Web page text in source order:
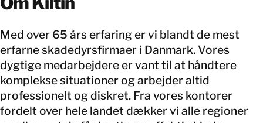
Med over 65 års erfaring er vi blandt de mest
erfarne skadedyrsfirmaer i Danmark. Vores
dygtige medarbejdere er vant til at håndtere
komplekse situationer og arbejder altid
professionelt og diskret. Fra vores kontorer
fordelt over hele landet dækker vi alle regioner